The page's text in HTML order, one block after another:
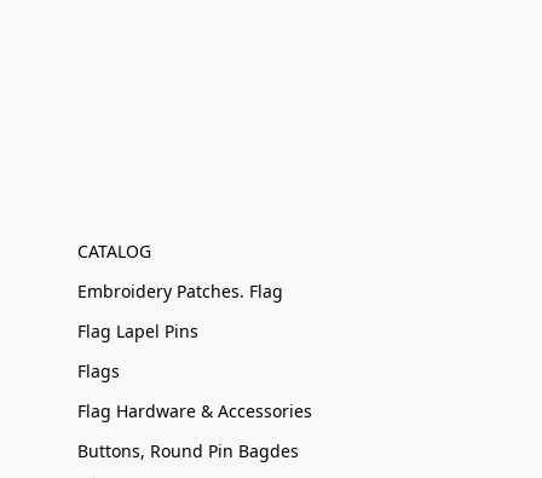
CATALOG
Embroidery Patches. Flag
Flag Lapel Pins
Flags
Flag Hardware & Accessories
Buttons, Round Pin Bagdes